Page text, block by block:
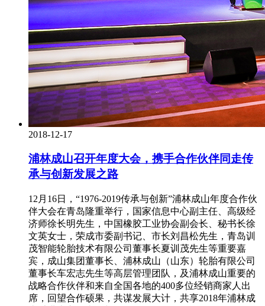
2018-12-17
浦林成山召开年度大会，携手合作伙伴同走传
承与创新发展之路
12月16日，“1976-2019传承与创新”浦林成山年度合作伙
伴大会在青岛隆重举行，国家信息中心副主任、高级经
济师徐长明先生，中国橡胶工业协会副会长、秘书长徐
文英女士，荣成市委副书记、市长刘昌松先生，青岛训
茂智能轮胎技术有限公司董事长夏训茂先生等重要嘉
宾，成山集团董事长、浦林成山（山东）轮胎有限公司
董事长车宏志先生等高层管理团队，及浦林成山重要的
战略合作伙伴和来自全国各地的400多位经销商家人出
席，回望合作硕果，共谋发展大计，共享2018年浦林成